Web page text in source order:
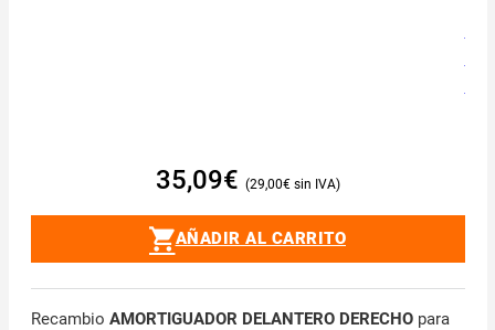
35,09€ 29,00€
AÑADIR AL CARRITO
Recambio AMORTIGUADOR DELANTERO DERECHOpara